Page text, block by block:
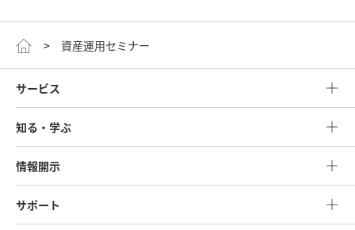
資産運用セミナー
サービス
知る・学ぶ
情報開示
サポート